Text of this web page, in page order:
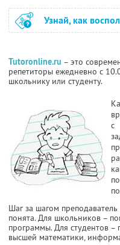
Узнай, как
Tutoronline.ru – это
репетиторы ежедневно с
школьнику или студенту.
с
Шаг за шагом
понята. Для школьников –
программы. Для студентов
высшей математики,